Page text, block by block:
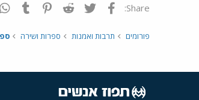
Share: פייסבוק Twitter
Reddit
Pinterest
פורומים תרבות ואמנות ספרות ושירה